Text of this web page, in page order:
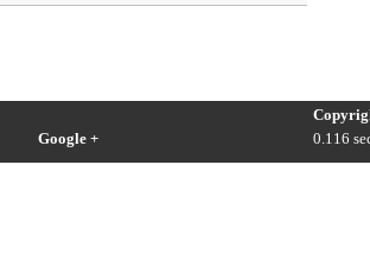
Google +
0.116